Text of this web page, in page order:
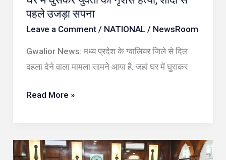
पहले उजड़ा सपना
Leave a Comment / NATIONAL/ NewsRoom
Gwalior News: मध्य प्रदेश के ग्वालियर जिले से दिल
दहला देने वाला मामला सामने आया है. जहां घर में घुसकर
पहले
उजड़ा
सपना
Read More »
साय